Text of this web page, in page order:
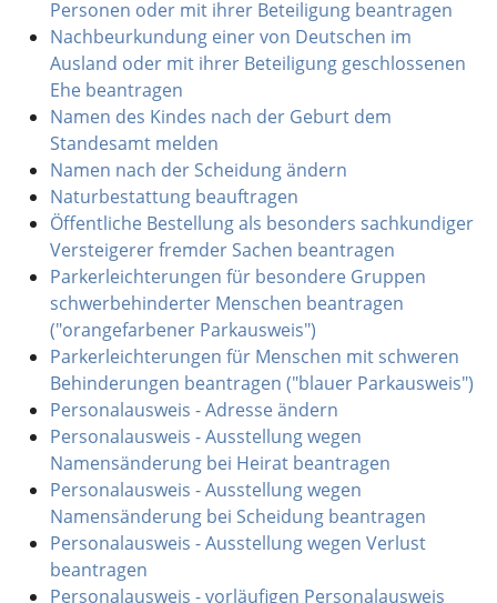
Personen oder mit ihrer Beteiligung beantragen
Nachbeurkundung einer von Deutschen im
Ausland oder mit ihrer Beteiligung geschlossenen
Ehe beantragen
Namen des Kindes nach der Geburt dem
Standesamt melden
Namen nach der Scheidung ändern
Naturbestattung beauftragen
Öffentliche Bestellung als besonders sachkundiger
Versteigerer fremder Sachen beantragen
Parkerleichterungen für besondere Gruppen
schwerbehinderter Menschen beantragen
("orangefarbener Parkausweis")
Parkerleichterungen für Menschen mit schweren
Behinderungen beantragen ("blauer Parkausweis")
Personalausweis - Adresse ändern
Personalausweis - Ausstellung wegen
Namensänderung bei Heirat beantragen
Personalausweis - Ausstellung wegen
Namensänderung bei Scheidung beantragen
Personalausweis - Ausstellung wegen Verlust
beantragen
Personalausweis - vorläufigen Personalausweis